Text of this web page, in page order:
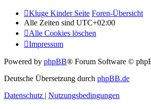
Kluge Kinder Seite Foren-Übersicht
Alle Zeiten sind UTC+02:00
Alle Cookies löschen
Impressum
Powered by phpBB® Forum Software ©
Deutsche Übersetzung durch phpBB.de
Datenschutz | Nutzungsbedingungen